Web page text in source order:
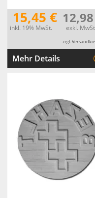
15,45 €
inkl. 19% MwSt. exkl.
zzgl.
Mehr Details